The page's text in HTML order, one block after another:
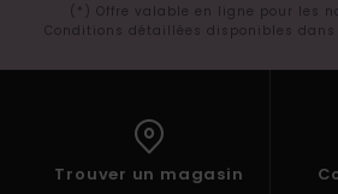
(*) Offre valable en ligne pour les
Conditions détaillées disponibles
Trouver un magasin